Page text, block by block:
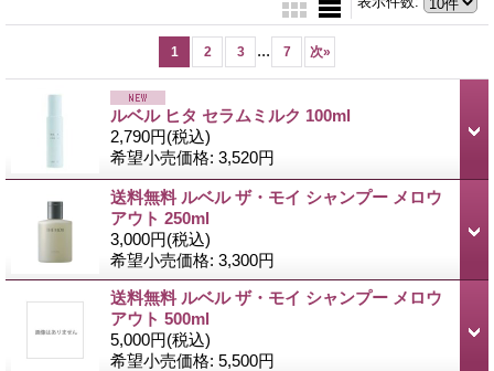
1 2 3 ... 7 次»
ルベル ヒタ セラムミルク 100ml
2,790円(税込)
希望小売価格: 3,520円
送料無料 ルベル ザ・モイ シャンプー メロウ
アウト 250ml
3,000円(税込)
希望小売価格: 3,300円
送料無料 ルベル ザ・モイ シャンプー メロウ
アウト 500ml
5,000円(税込)
希望小売価格: 5,500円